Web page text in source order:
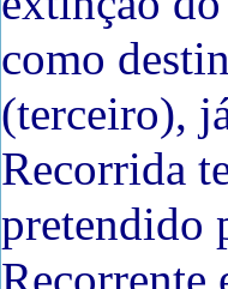
como
(terceiro),
Recorrida
pretendido